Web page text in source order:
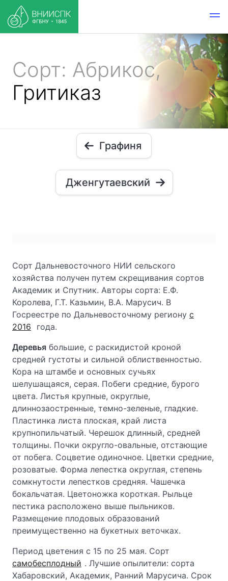
Сорт: Абрикос,
Гритиказ
Графиня
Дженгутаевский
Сорт Дальневосточного НИИ сельского
хозяйства получен путем скрещивания сортов
Академик и Спутник. Авторы сорта: Е.Ф.
Королева, Г.Т. Казьмин, В.А. Марусич. В
Госреестре по Дальневосточному региону с
2016
года.
Деревья большие, с раскидистой кроной
средней густоты и сильной облиственностью.
Кора на штамбе и основных сучьях
шелушащаяся, серая. Побеги средние, бурого
цвета. Листья крупные, округлые,
длиннозаостренные, темно-зеленые, гладкие.
Пластинка листа плоская, край листа
крупнопильчатый. Черешок длинный, средней
толщины. Почки округло-овальные, отстающие
от побега. Соцветие одиночное. Цветки средние,
розоватые. Форма лепестка округлая, степень
сомкнутости лепестков средняя. Чашечка
бокальчатая. Цветоножка короткая. Рыльце
пестика расположено выше пыльников.
Размещение плодовых образований
преимущественно на букетных веточках.
Период цветения с 15 по 25 мая. Сорт
самобесплодный . Лучшие опылители: сорта
Хабаровский, Академик, Ранний Марусича. Срок